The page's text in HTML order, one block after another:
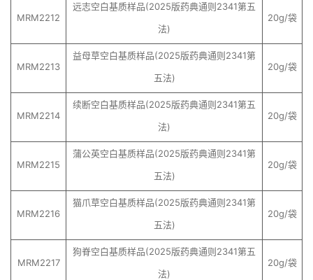
MRM2212
远志空白基质样品(2025版药典通则2341第五
法)
20g/袋
MRM2213
益母草空白基质样品(2025版药典通则2341第
五法)
20g/袋
MRM2214
续断空白基质样品(2025版药典通则2341第五
法)
20g/袋
MRM2215
蒲公英空白基质样品(2025版药典通则2341第
五法)
20g/袋
MRM2216
猫爪草空白基质样品(2025版药典通则2341第
五法)
20g/袋
MRM2217
狗脊空白基质样品(2025版药典通则2341第五
法)
20g/袋